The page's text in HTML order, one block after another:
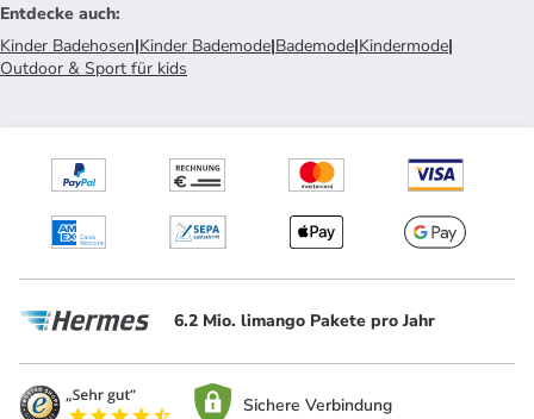
Entdecke auch:
Kinder Badehosen|Kinder Bademode|Bademode|Kindermode|
Outdoor & Sport für kids
6.2 Mio. limango Pakete pro Jahr
Sichere Verbindung